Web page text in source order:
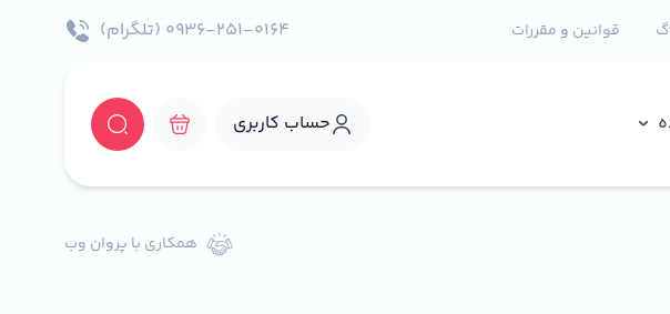
قوانین و مقررات ۰۹۳۶-۲۵۱-۰۱۶۴ (تلگرام)
حساب کاربری
همکاری با پروان وب